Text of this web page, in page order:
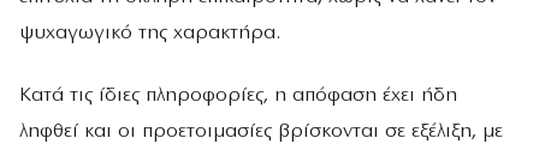
ψυχαγωγικό της χαρακτήρα.
Κατά τις ίδιες πληροφορίες, η απόφαση έχει ήδη
ληφθεί και οι προετοιμασίες βρίσκονται σε εξέλιξη, με